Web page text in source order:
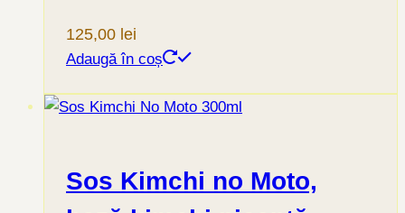
125,00 lei
Adaugă în coș
Sos Kimchi no Moto,